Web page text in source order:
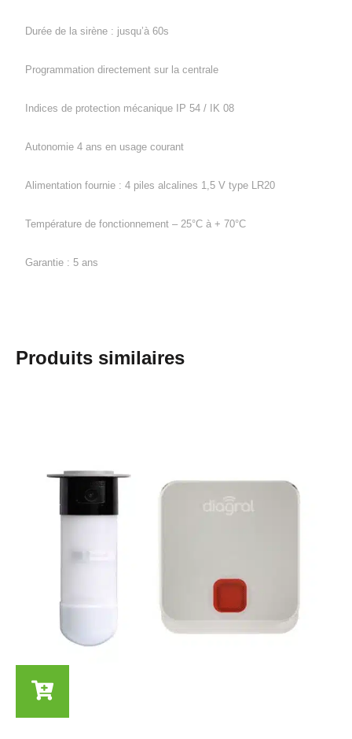
Durée de la sirène : jusqu’à 60s
Programmation directement sur la centrale
Indices de protection mécanique IP 54 / IK 08
Autonomie 4 ans en usage courant
Alimentation fournie : 4 piles alcalines 1,5 V type LR20
Température de fonctionnement – 25°C à + 70°C
Garantie : 5 ans
Produits similaires